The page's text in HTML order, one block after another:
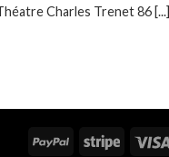
Charles Trenet 86 [...]